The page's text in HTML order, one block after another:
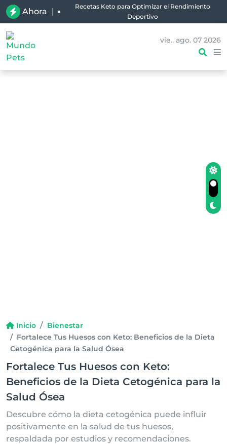
Ahora |
Recetas Keto para Optimizar el Rendimiento
Deportivo
vie., ago. 07 2026
Inicio
Bienestar
Fortalece Tus Huesos con Keto: Beneficios de la Dieta
Cetogénica para la Salud Ósea
Fortalece Tus Huesos con Keto:
Beneficios de la Dieta Cetogénica para la
Salud Ósea
Descubre cómo la dieta cetogénica puede influir
positivamente en la salud de tus huesos,
respaldada por estudios y recomendaciones.